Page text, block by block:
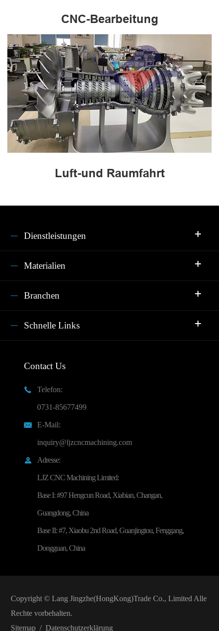
CNC-Bearbeitung
Luft-und Raumfahrt
Dienstleistungen
Materialien
Branchen
Schnelle Links
Contact Us

Telefon:
0731-85677499

E-Mail:
inquiry@ljzcncmachining.com

Adresse:
LJZ CNC Machining Limited:
Base I: #97 Hengcun Road, Xiabian, Changan,
Guangdong, China
Base II: #7, Xiaobu 2nd Road, Guanjingtou, Fenggang,
Dongguan, China
Copyright © Lang Jingzhe(HongKong)Trade Co., LimitedAlle
Rechte vorbehalten.
Sitemap/ Datenschutzerklärung